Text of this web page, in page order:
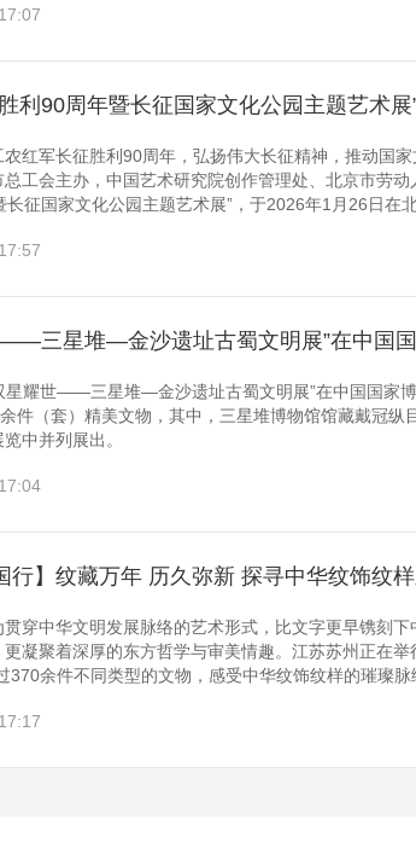
利90周年暨长征国家文化公园主题艺术
农红军长征胜利90周年，弘扬伟大长征精神，推动国
总工会主办，中国艺术研究院创作管理处、北京市劳
长征国家文化公园主题艺术展”，于2026年1月26日在
三星堆—金沙遗址古蜀文明展”在中国
星耀世——三星堆—金沙遗址古蜀文明展”在中国国家
件（套）精美文物，其中，三星堆博物馆馆藏戴冠纵
中并列展出。
行】纹藏万年 历久弥新 探寻中华纹饰纹
穿中华文明发展脉络的艺术形式，比文字更早镌刻
更凝聚着深厚的东方哲学与审美情趣。江苏苏州正在
370余件不同类型的文物，感受中华纹饰纹样的璀璨脉